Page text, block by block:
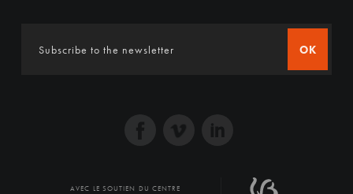
OK
AVEC LE SOUTIEN DU CENTRE